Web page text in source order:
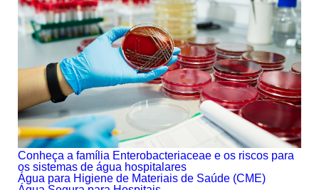
Conheça a família Enterobacteriaceae e os riscos para
os sistemas de água hospitalares
Água para Higiene de Materiais de Saúde (CME)